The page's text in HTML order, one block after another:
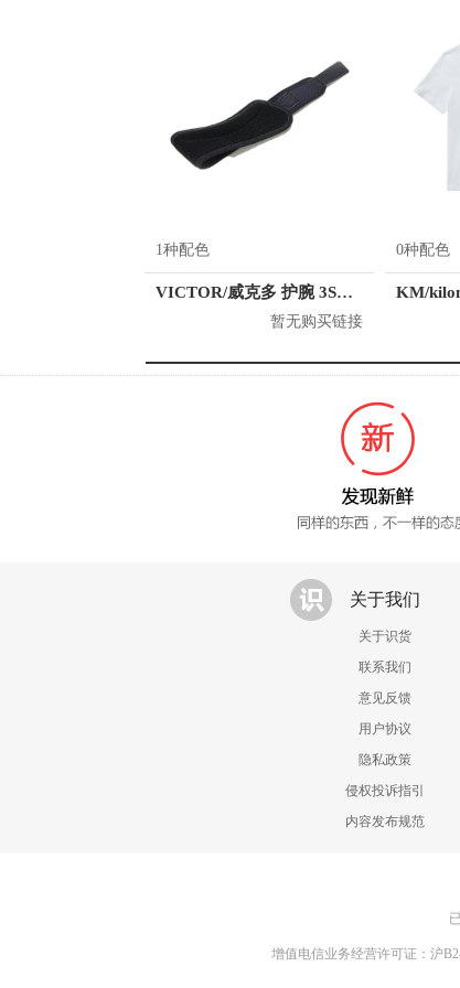
1种配色
VICTOR/威克多 护腕 3SZ25001
暂无购买链接
0种配色
关于我们
关于识货
联系我们
意见反馈
用户协议
隐私政策
侵权投诉指引
内容发布规范
增值电信业务经营许可证：沪